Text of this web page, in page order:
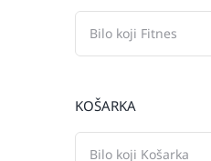
KOŠARKA